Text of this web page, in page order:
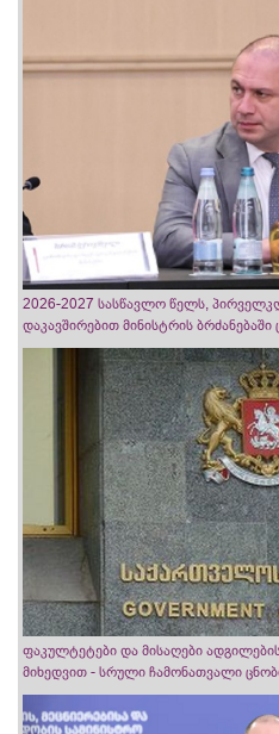
2026-2027 სასწავლო წელს,
დაკავშირებით მინისტრის
ფაკულტეტები და მისაღები
მიხედვით - სრული ჩამონათვალი